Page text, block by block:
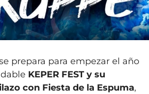
prepara para empezar el año
KEPER FEST y su
con Fiesta de la Espuma,